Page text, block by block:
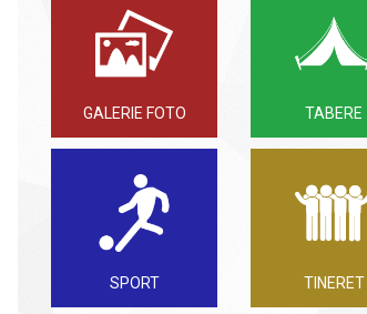
GALERIE FOTO TABERE
SPORT TINERET